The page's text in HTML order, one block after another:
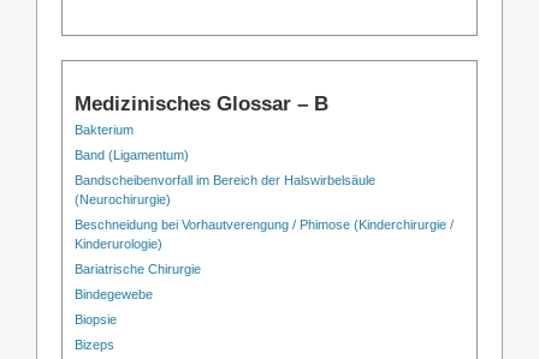
Medizinisches Glossar – B
Bakterium
Band (Ligamentum)
Bandscheibenvorfall im Bereich der Halswirbelsäule
(Neurochirurgie)
Beschneidung bei Vorhautverengung / Phimose (Kinderchirurgie /
Kinderurologie)
Bariatrische Chirurgie
Bindegewebe
Biopsie
Bizeps